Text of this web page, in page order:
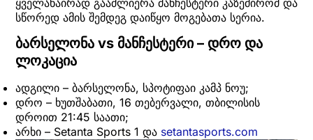
სწორედ ამის შემდეგ დაიწყო მოგებათა სერია.
ბარსელონა vs მანჩესტერი – დრო და
ლოკაცია
ადგილი – ბარსელონა, სპოტიფაი კამპ ნოუ;
დრო – ხუთშაბათი, 16 თებერვალი, თბილისის
დროით 21:45 საათი;
არხი – Setanta Sports 1 და setantasports.com